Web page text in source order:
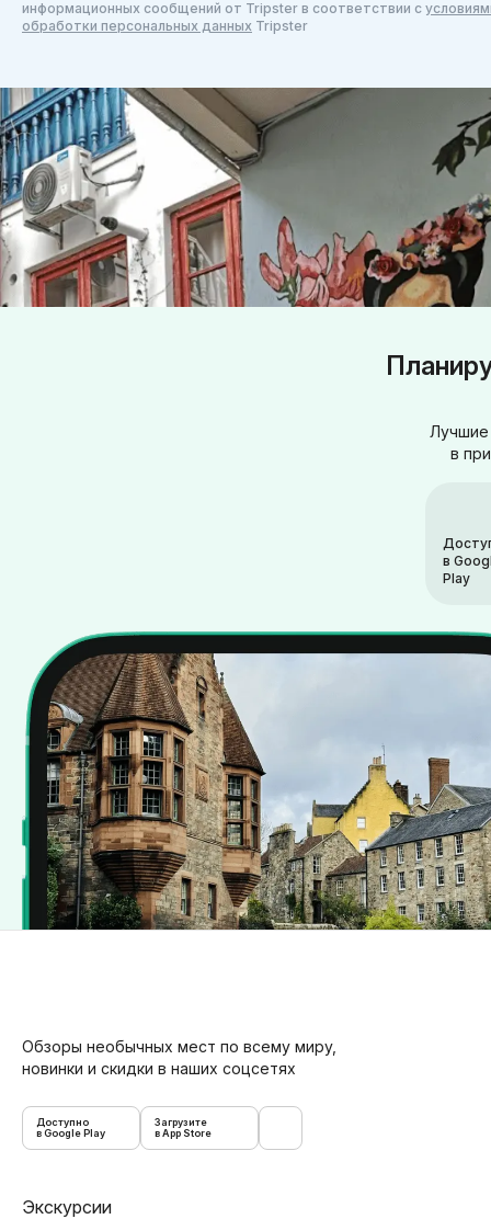
информационных сообщений от Tripster в соответствии c
обработки персональных данных Tripster
в
в
Play
Обзоры необычных мест по всему миру,
новинки и скидки в наших соцсетях
Доступно
в Google Play
Загрузите
в App Store
Экскурсии